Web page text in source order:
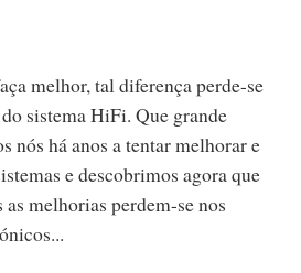
melhor, tal diferença perde-se
sistema HiFi. Que grande
nós há anos a tentar melhorar e
e descobrimos agora que
melhorias perdem-se nos